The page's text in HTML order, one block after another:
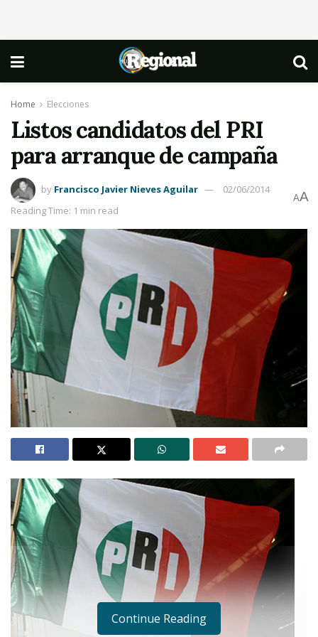
Home Elecciones
Listos candidatos del PRI
para arranque de campaña
by Francisco Javier Nieves Aguilar
02/06/2014
Reading Time: 1 min read
AA
Continue Reading